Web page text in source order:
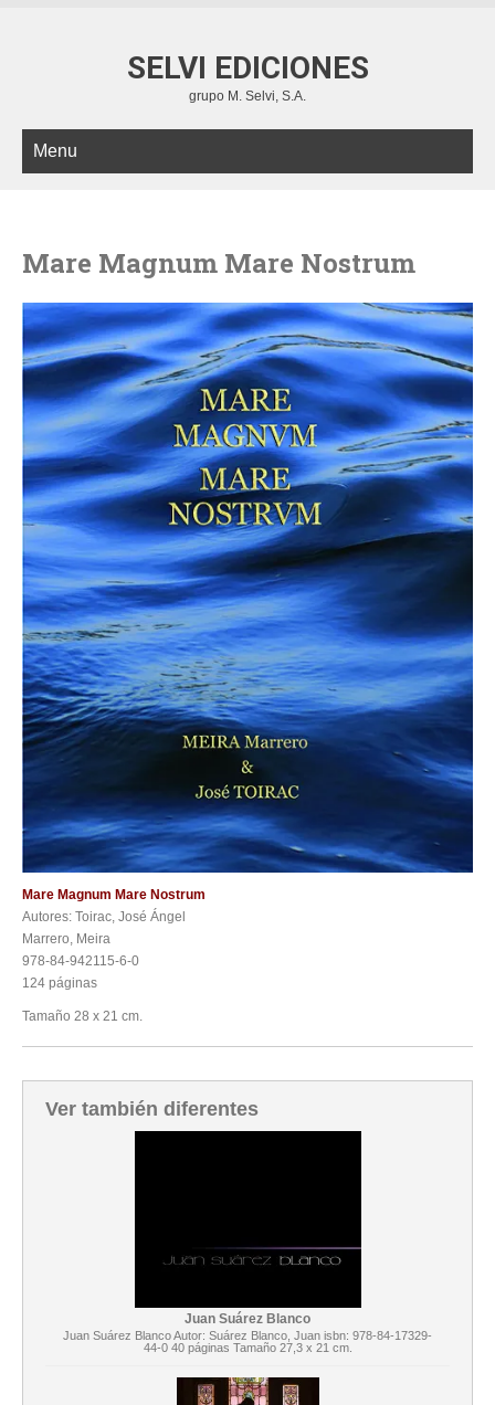
SELVI EDICIONES
grupo M. Selvi, S.A.
Menu
Mare Magnum Mare Nostrum
Mare Magnum Mare Nostrum
Autores: Toirac, José Ángel
Marrero, Meira
978-84-942115-6-0
124 páginas
Tamaño 28 x 21 cm.
Ver también diferentes
Juan Suárez Blanco
Juan Suárez Blanco Autor: Suárez Blanco, Juan isbn: 978-84-17329-
44-0 40 páginas Tamaño 27,3 x 21 cm.